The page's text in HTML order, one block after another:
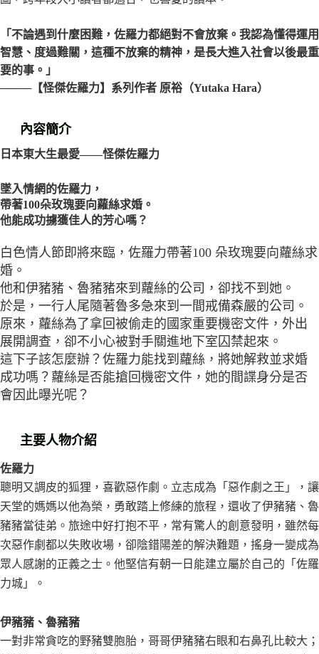
「不論遇到什麼困難，佐羅力都絕對不會放棄。我認為懂得運用
智慧、度過難關，這種不放棄的精神，是長大進入社會以後最重
要的事。」
────【怪傑佐羅力】系列作者 原裕（Yutaka Hara）
內容簡介
日本東大生最愛——怪傑佐羅力
墜入情網的佐羅力，
帶著100朵玫瑰要向蘿絲求婚。
他能成功擄獲佳人的芳心嗎？
白色情人節即將來臨，佐羅力帶著100 朵玫瑰要向蘿絲求
婚。
他和伊豬豬、魯豬豬來到蘿絲的公司，卻找不到她。
於是，一行人尾隨著魯多急來到一間戒備森嚴的公司。
原來，蘿絲為了拿回被偷走的國家重要機密文件，外出
展開調查，卻不小心被對手關進地下室囚禁起來。
這下子該怎麼辦？佐羅力能找到蘿絲，將她解救並求婚
成功嗎？蘿絲是否能搶回機密文件，她的間諜身分是否
會因此曝光呢？
主要人物介紹
佐羅力
聰明又調皮的狐狸，喜歡惡作劇。立志成為「惡作劇之王」，讓
天堂的媽媽以他為榮，勇敢踏上修練的旅程，還收了伊豬豬、魯
豬豬當徒弟。旅途中好打抱不平，常有驚人的創意發明，雖然每
次惡作劇都以失敗收場，卻陰錯陽差的解決難題，搖身一變成為
眾人感謝的正義之士。他堅信有朝一日能建立屬於自己的「佐羅
力城」。
伊豬豬、魯豬豬
一對非常貪吃的野豬雙胞胎，哥哥伊豬豬右眼和右鼻孔比較大；